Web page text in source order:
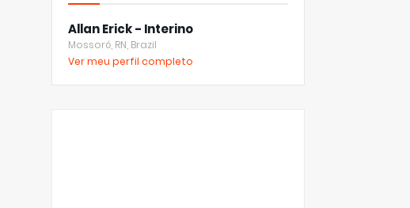
Allan Erick - Interino
Mossoró, RN, Brazil
Ver meu perfil completo